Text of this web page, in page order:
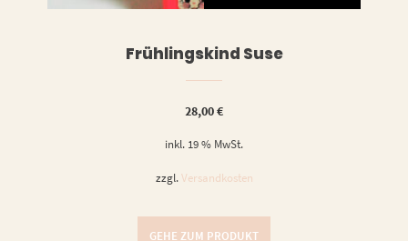
Frühlingskind Suse
28,00€
inkl. 19 % MwSt.
zzgl. Versandkosten
GEHE ZUM PRODUKT